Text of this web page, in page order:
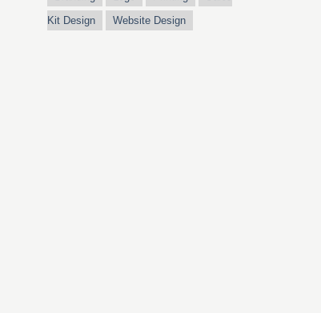
Kit Design
Website Design